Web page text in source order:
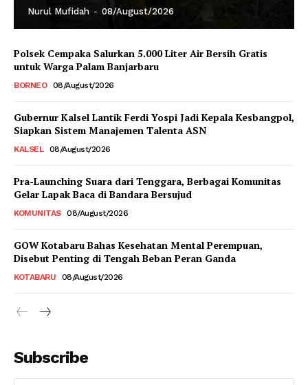
Nurul Mufidah - 08/August/2026
Polsek Cempaka Salurkan 5.000 Liter Air Bersih Gratis
untuk Warga Palam Banjarbaru
BORNEO 08/August/2026
Gubernur Kalsel Lantik Ferdi Yospi Jadi Kepala Kesbangpol,
Siapkan Sistem Manajemen Talenta ASN
KALSEL 08/August/2026
Pra-Launching Suara dari Tenggara, Berbagai Komunitas
Gelar Lapak Baca di Bandara Bersujud
KOMUNITAS 08/August/2026
GOW Kotabaru Bahas Kesehatan Mental Perempuan,
Disebut Penting di Tengah Beban Peran Ganda
KOTABARU 08/August/2026
Subscribe